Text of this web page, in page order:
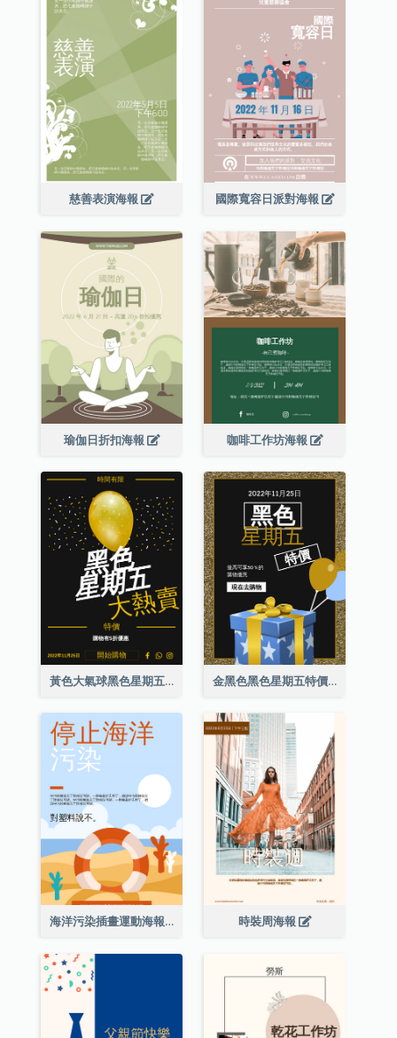
慈善表演海報 國際寬容日派對海報
瑜伽日折扣海報 咖啡工作坊海報
黃色大氣球黑色星期五特價海報 金黑色黑色星期五特價海報
海洋污染插畫運動海報 時裝周海報